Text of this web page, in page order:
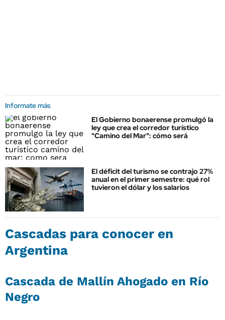
Informate más
El Gobierno bonaerense promulgó la
ley que crea el corredor turístico
"Camino del Mar": cómo será
El déficit del turismo se contrajo 27%
anual en el primer semestre: qué rol
tuvieron el dólar y los salarios
Cascadas para conocer en
Argentina
Cascada de Mallín Ahogado en Río
Negro